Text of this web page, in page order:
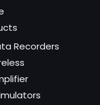
Recorders